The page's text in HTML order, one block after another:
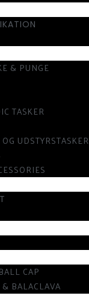
& PUNGE
TASKER
UDSTYRSTASKER
CAP
& BALACLAVA